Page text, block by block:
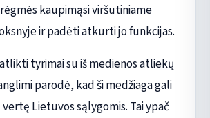
kaupimąsi viršutiniame
ir padėti atkurti jo funkcijas.
tyrimai su iš medienos atliekų
parodė, kad ši medžiaga gali
Lietuvos sąlygomis. Tai ypač